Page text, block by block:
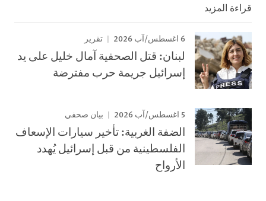
قراءة المزيد
6 اغسطس/آب 2026 تقرير
لبنان: قتل الصحفية آمال خليل على يد
إسرائيل جريمة حرب مفترضة
5 اغسطس/آب 2026 بيان صحفي
الضفة الغربية: تأخير سيارات الإسعاف
الفلسطينية من قبل إسرائيل يُهدد
الأرواح